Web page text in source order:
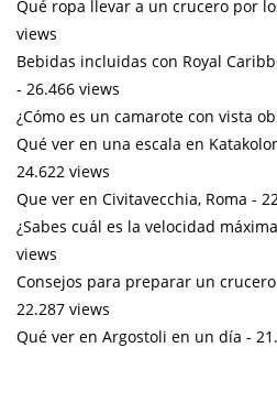
Qué ropa llevar a un crucero por
views
Bebidas incluidas con Royal
- 26.466 views
¿Cómo es un camarote con vista
Qué ver en una escala en
24.622 views
Que ver en Civitavecchia, Roma -
¿Sabes cuál es la velocidad
views
Consejos para preparar un
22.287 views
Qué ver en Argostoli en un día -